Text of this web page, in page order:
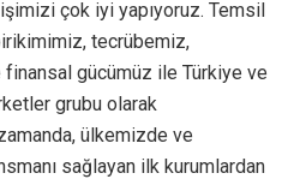
çok iyi yapıyoruz. Temsil
tecrübemiz,
finansal gücümüz ile Türkiye ve
grubu olarak
ülkemizde ve
sağlayan ilk kurumlardan